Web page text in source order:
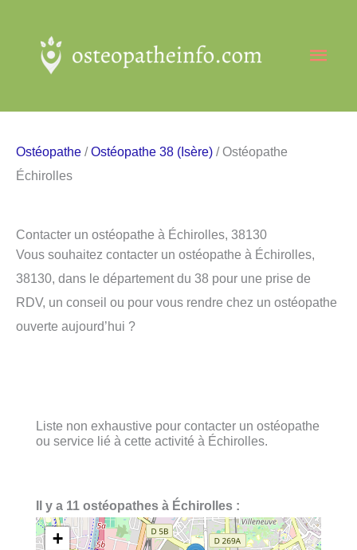
contenu
Ostéopathe /Ostéopathe 38 (Isère) / Ostéopathe
Échirolles
Contacter un ostéopathe à Échirolles, 38130
Vous souhaitez contacter un ostéopathe à Échirolles,
38130, dans le département du 38 pour une prise de
RDV, un conseil ou pour vous rendre chez un ostéopathe
ouverte aujourd’hui ?
Liste non exhaustive pour contacter un ostéopathe
ou service lié à cette activité à Échirolles.
Il y a 11 ostéopathes à Échirolles :
+